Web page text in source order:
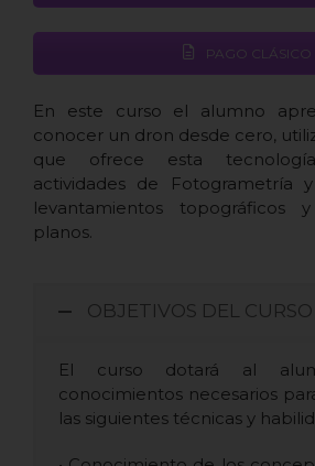
PAGO CLÁSICO
En este curso el alumno
conocer un dron desde cero,
que ofrece esta
actividades de Fotogrametría
levantamientos topográficos
planos.
OBJETIVOS DEL CURSO
El curso dotará al
conocimientos necesarios
las siguientes técnicas y